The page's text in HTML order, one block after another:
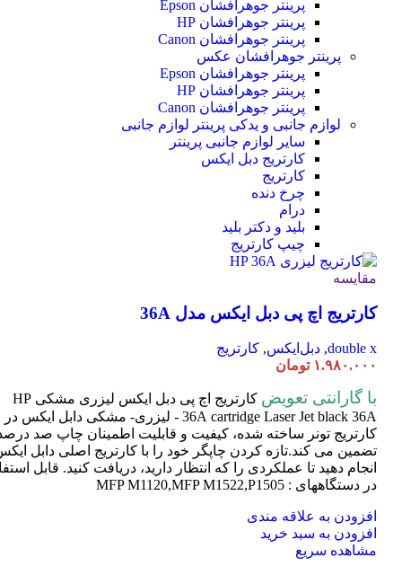
پرینتر جوهرافشان Epson
پرینتر جوهرافشان HP
پرینتر جوهرافشان Canon
پرینتر جوهرافشان عکس
پرینتر جوهرافشان Epson
پرینتر جوهرافشان HP
پرینتر جوهرافشان Canon
لوازم جانبی و یدکی پرینتر لوازم جانبی
سایر لوازم جانبی پرینتر
کارتریج دبل ایکس
کارتریج
چرخ دنده
درام
بلید و دکتر بلید
چیپ کارتریج
مقایسه
کارتریج اچ پی دبل ایکس مدل 36A
double x
, دبل‌ایکس, کارتریج
۱.۹۸۰.۰۰۰ تومان
با گارانتی تعویض
کارتریج اچ پی دبل ایکس لیزری مشکی HP
36A cartridge Laser
Jet black 36A - لیزری- مشکی دابل ایکس در
کارتریج تونر ساخته شده، کیفیت و قابلیت اطمینان چاپ صد
تضمین می کند.تازه کردن چاپگر خود را با کارتریج اصلی دابل
انجام دهید تا عملکردی را که انتظار دارید، دریافت کنید. قابل
در دستگاههای : MFP M1120,MFP M1522,P1505
افزودن به علاقه مندی
افزودن به سبد خرید
مشاهده سریع